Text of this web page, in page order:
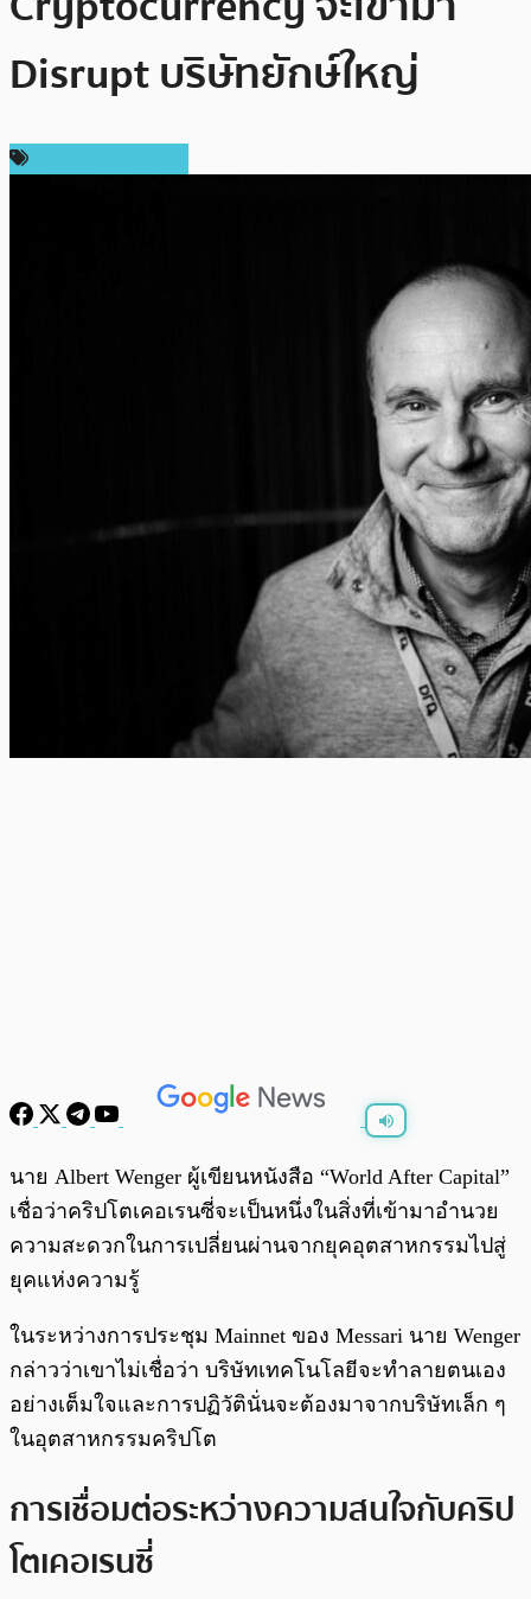
Disrupt บริษัทยักษ์ใหญ่
นาย Albert Wenger ผู้เขียนหนังสือ “World After Capital”
เชื่อว่าคริปโตเคอเรนซี่จะเป็นหนึ่งในสิ่งที่เข้ามาอำนวย
ความสะดวกในการเปลี่ยนผ่านจากยุคอุตสาหกรรมไปสู่
ยุคแห่งความรู้
ในระหว่างการประชุม Mainnet ของ Messari นาย Wenger
กล่าวว่าเขาไม่เชื่อว่า บริษัทเทคโนโลยีจะทำลายตนเอง
อย่างเต็มใจและการปฏิวัตินั่นจะต้องมาจากบริษัทเล็ก ๆ
ในอุตสาหกรรมคริปโต
การเชื่อมต่อระหว่างความสนใจกับคริป
โตเคอเรนซี่